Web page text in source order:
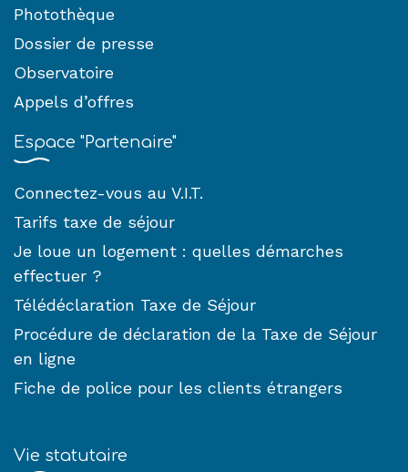
Photothèque
Dossier de presse
Observatoire
Appels d’offres
Espace "Partenaire"
Connectez-vous au V.I.T.
Tarifs taxe de séjour
Je loue un logement : quelles démarches
effectuer ?
Télédéclaration Taxe de Séjour
Procédure de déclaration de la Taxe de Séjour
en ligne
Fiche de police pour les clients étrangers
Vie statutaire